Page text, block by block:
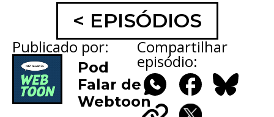
< EPISÓDIOS
Publicado por:
Pod
Falar de
Webtoon
Compartilhar
episódio:
WhatsAppFacebook